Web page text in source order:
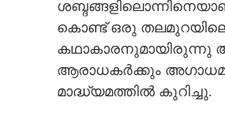
LITERATURE
CONTACT US
കൊണ്ട് ഒരു തലമുറയിലെ
കഥാകാരനുമായിരുന്നു
ആരാധകർക്കും
മാദ്ധ്യമത്തിൽ കുറിച്ചു.